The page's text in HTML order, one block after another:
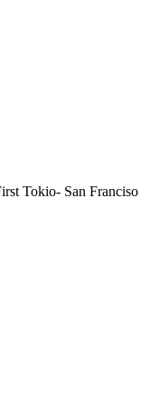
Tokio- San Franciso